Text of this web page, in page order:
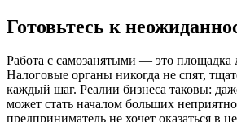
Готовьтесь к
Работа с самозанятыми — это площадка
Налоговые органы никогда не спят,
каждый шаг. Реалии бизнеса таковы:
может стать началом больших
предприниматель не хочет оказаться в